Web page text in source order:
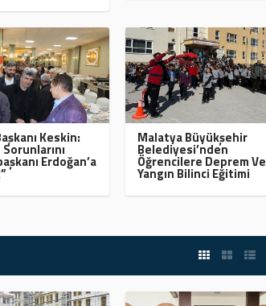
Keskin:
Erdoğan’a
Malatya Büyükşehir
Belediyesi’nden
Öğrencilere Deprem Ve
Yangın Bilinci Eğitimi